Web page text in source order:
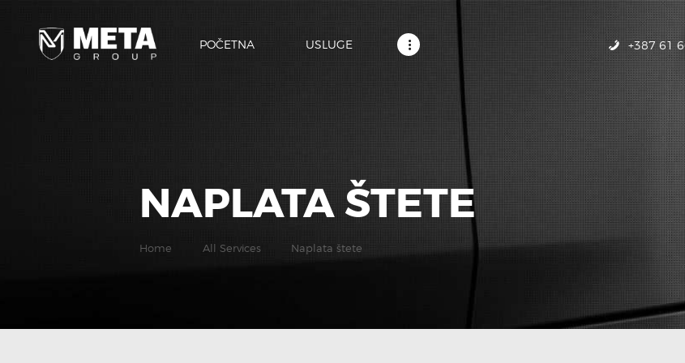
POČETNA USLUGE +387 61
NAPLATA ŠTETE
Home All Services Naplata štete
USLUGE
GALERIJA
KONTAKT